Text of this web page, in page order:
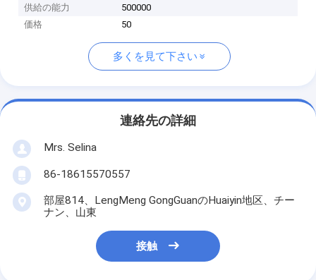
供給の能力
500000
価格
50
多くを見て下さい
連絡先の詳細
Mrs. Selina
86-18615570557
部屋814、LengMeng GongGuanのHuaiyin地区、チー
ナン、山東
接触